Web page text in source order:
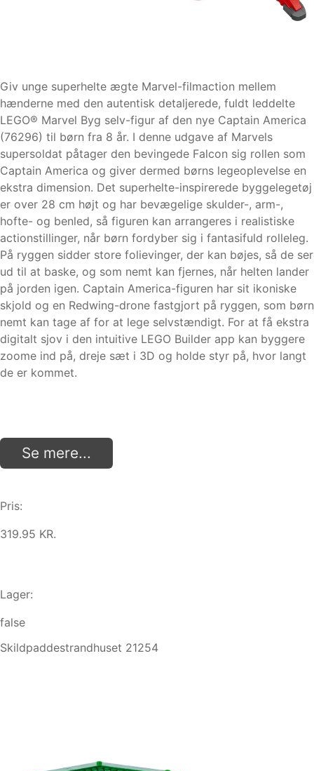
Giv unge superhelte ægte Marvel-filmaction mellem
hænderne med den autentisk detaljerede, fuldt leddelte
LEGO® Marvel Byg selv-figur af den nye Captain America
(76296) til børn fra 8 år. I denne udgave af Marvels
supersoldat påtager den bevingede Falcon sig rollen som
Captain America og giver dermed børns legeoplevelse en
ekstra dimension. Det superhelte-inspirerede byggelegetøj
er over 28 cm højt og har bevægelige skulder-, arm-,
hofte- og benled, så figuren kan arrangeres i realistiske
actionstillinger, når børn fordyber sig i fantasifuld rolleleg.
På ryggen sidder store folievinger, der kan bøjes, så de ser
ud til at baske, og som nemt kan fjernes, når helten lander
på jorden igen. Captain America-figuren har sit ikoniske
skjold og en Redwing-drone fastgjort på ryggen, som børn
nemt kan tage af for at lege selvstændigt. For at få ekstra
digitalt sjov i den intuitive LEGO Builder app kan byggere
zoome ind på, dreje sæt i 3D og holde styr på, hvor langt
de er kommet.
Se mere...
Pris:
319.95 KR.
Lager:
false
Skildpaddestrandhuset 21254